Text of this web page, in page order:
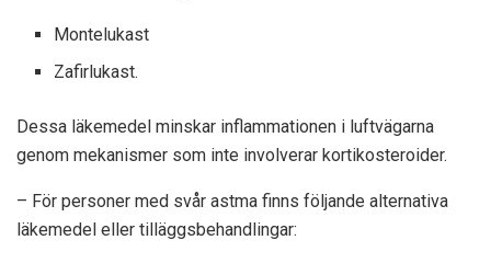
Montelukast
Zafirlukast.
Dessa läkemedel minskar inflammationen i luftvägarna
genom mekanismer som inte involverar kortikosteroider.
– För personer med svår astma finns följande alternativa
läkemedel eller tilläggsbehandlingar: